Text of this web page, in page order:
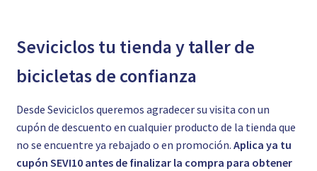
Seviciclos tu tienda y taller de
bicicletas de confianza
Desde Seviciclos queremos agradecer su visita con un
cupón de descuento en cualquier producto de la tienda que
no se encuentre ya rebajado o en promoción. Aplica ya tu
cupón SEVI10 antes de finalizar la compra para obtener